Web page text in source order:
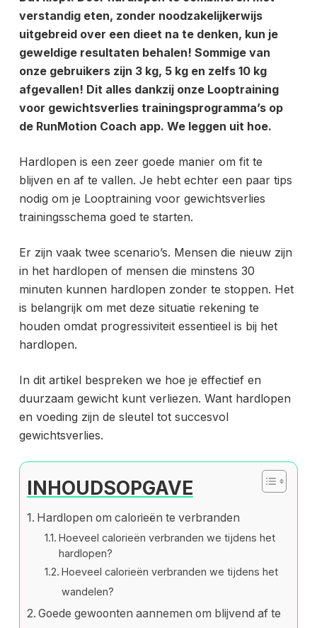
verstandig eten, zonder noodzakelijkerwijs
uitgebreid over een dieet na te denken, kun je
geweldige resultaten behalen! Sommige van
onze gebruikers zijn 3 kg, 5 kg en zelfs 10 kg
afgevallen! Dit alles dankzij onze Looptraining
voor gewichtsverlies trainingsprogramma’s op
de RunMotion Coach app. We leggen uit hoe.
Hardlopen is een zeer goede manier om fit te
blijven en af te vallen. Je hebt echter een paar tips
nodig om je Looptraining voor gewichtsverlies
trainingsschema goed te starten.
Er zijn vaak twee scenario’s. Mensen die nieuw zijn
in het hardlopen of mensen die minstens 30
minuten kunnen hardlopen zonder te stoppen. Het
is belangrijk om met deze situatie rekening te
houden omdat progressiviteit essentieel is bij het
hardlopen.
In dit artikel bespreken we hoe je effectief en
duurzaam gewicht kunt verliezen. Want hardlopen
en voeding zijn de sleutel tot succesvol
gewichtsverlies.
INHOUDSOPGAVE
Hardlopen om calorieën te verbranden
Hoeveel calorieën verbranden we tijdens het
hardlopen?
Hoeveel calorieën verbranden we tijdens het
wandelen?
Goede gewoonten aannemen om blijvend af te